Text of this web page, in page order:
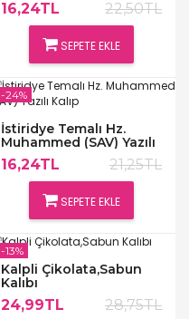
16,24TL 22,50TL
SEPETE EKLE
İstiridye Temalı Hz.
Muhammed (SAV) Yazılı
Kalıp
16,24TL 21,25TL
SEPETE EKLE
-24%
Kalpli Çikolata,Sabun
Kalıbı
24,99TL 28,75TL
-13%